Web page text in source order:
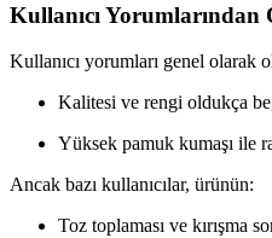
Kullanıcı Yorumlarından
Kullanıcı yorumları genel olarak
Kalitesi ve rengi oldukça
Yüksek pamuk kumaşı ile
Ancak bazı kullanıcılar, ürünün:
Toz toplaması ve kırışma